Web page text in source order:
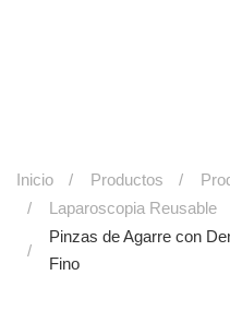
Inicio Productos
Laparoscopia Reusable
Pinzas de Agarre con
Fino